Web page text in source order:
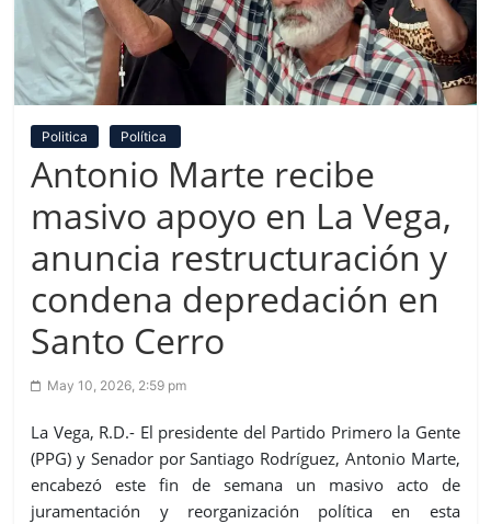
Politica Política
Antonio Marte recibe
masivo apoyo en La Vega,
anuncia restructuración y
condena depredación en
Santo Cerro
May 10, 2026, 2:59 pm
La Vega, R.D.- El presidente del Partido Primero la Gente
(PPG) y Senador por Santiago Rodríguez, Antonio Marte,
encabezó este fin de semana un masivo acto de
juramentación y reorganización política en esta